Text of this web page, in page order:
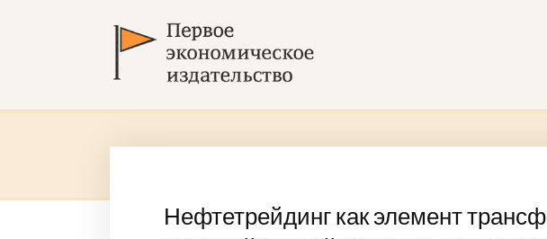
Нефтетрейдинг как элемент